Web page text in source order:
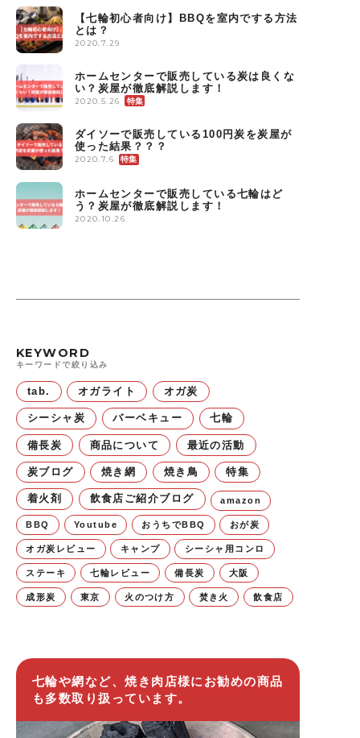
【七輪初心者向け】BBQを室内でする方法
とは？
2020.7.29
ホームセンターで販売している炭は良くな
い？炭屋が徹底解説します！
2020.5.26
ダイソーで販売している100円炭を炭屋が
使った結果？？？
2020.7.6
ホームセンターで販売している七輪はど
う？炭屋が徹底解説します！
2020.10.26
KEYWORD
キーワードで絞り込み
tab. オガライト オガ炭
シーシャ炭 バーベキュー 七輪
備長炭 商品について 最近の活動
炭ブログ 焼き網 焼き鳥 特集
着火剤 飲食店ご紹介ブログ amazon
BBQ Youtube おうちでBBQ おが炭
オガ炭レビュー キャンプ シーシャ用コンロ
ステーキ 七輪レビュー 備長炭 大阪
成形炭 東京 火のつけ方 焚き火 飲食店
七輪や網など、焼き肉店様にお勧めの商品
も多数取り扱っています。